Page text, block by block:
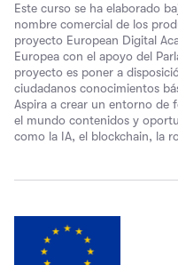
Este curso se ha elaborado
nombre comercial de los
proyecto European Digital
Europea con el apoyo del
proyecto es poner a
ciudadanos conocimientos
Aspira a crear un entorno de
el mundo contenidos y
como la IA, el blockchain, la